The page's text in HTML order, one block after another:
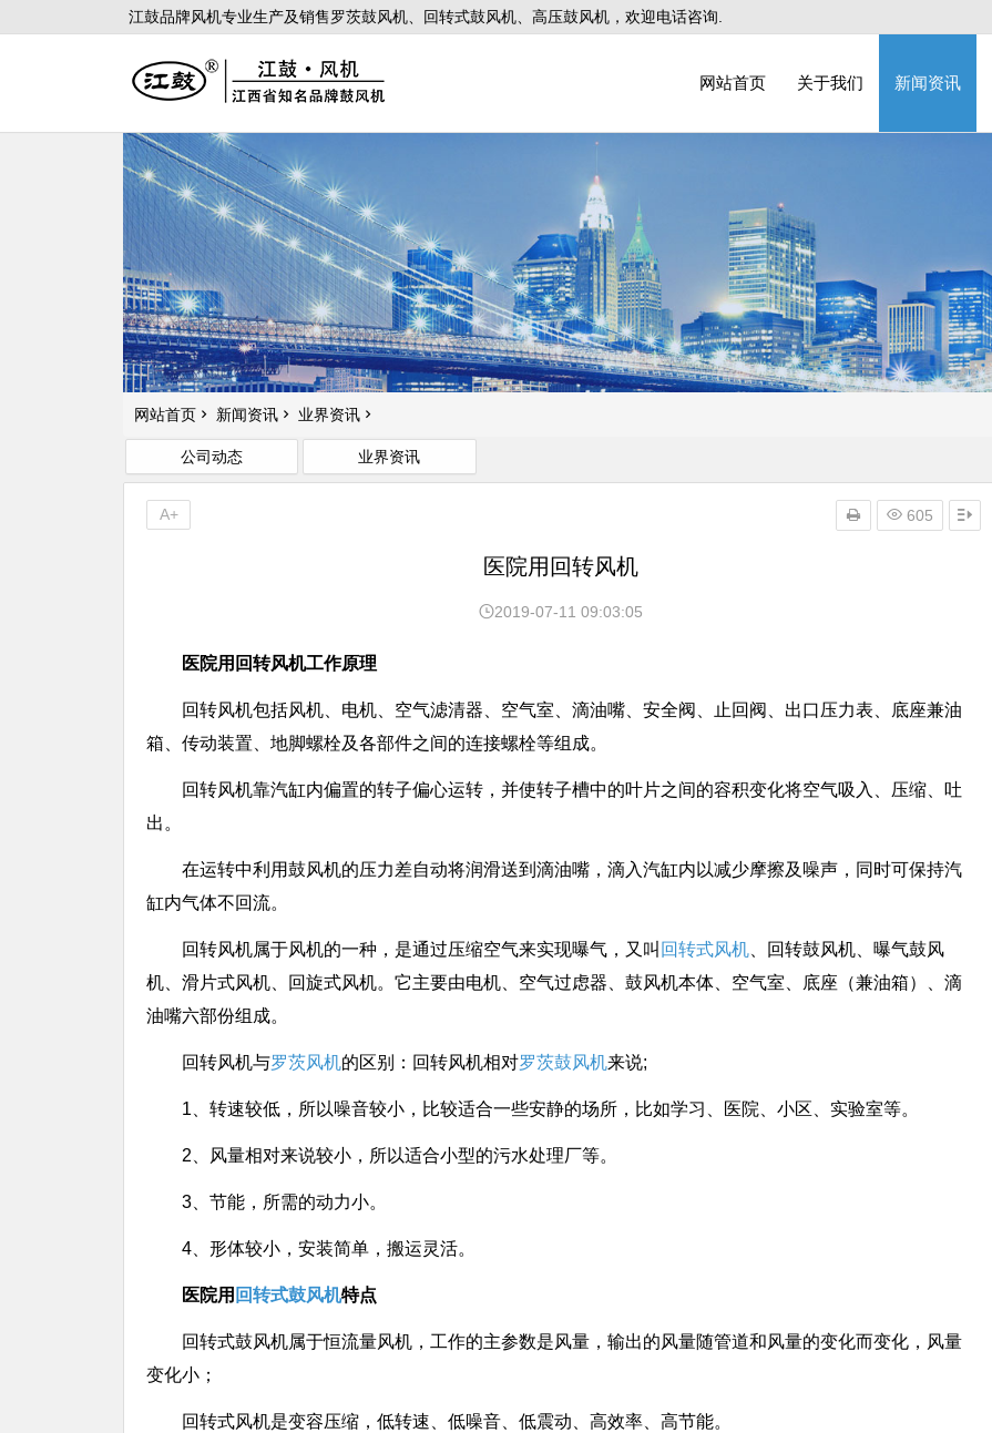
江鼓品牌风机专业生产及销售罗茨鼓风机、回转式鼓风机、高压鼓风机，欢迎电话咨询.
网站首页 关于我们 新闻资讯
网站首页 新闻资讯 业界资讯
公司动态 业界资讯
医院用回转风机
2019-07-11 09:03:05
医院用回转风机工作原理
回转风机包括风机、电机、空气滤清器、空气室、滴油嘴、安全阀、止回阀、出口压力表、底座兼油
箱、传动装置、地脚螺栓及各部件之间的连接螺栓等组成。
回转风机靠汽缸内偏置的转子偏心运转，并使转子槽中的叶片之间的容积变化将空气吸入、压缩、吐
出。
在运转中利用鼓风机的压力差自动将润滑送到滴油嘴，滴入汽缸内以减少摩擦及噪声，同时可保持汽
缸内气体不回流。
回转风机属于风机的一种，是通过压缩空气来实现曝气，又叫 回转式风机 、回转鼓风机、曝气鼓风
机、滑片式风机、回旋式风机。它主要由电机、空气过虑器、鼓风机本体、空气室、底座（兼油箱）、滴
油嘴六部份组成。
回转风机与罗茨风机的区别：回转风机相对罗茨鼓风机来说;
1、转速较低，所以噪音较小，比较适合一些安静的场所，比如学习、医院、小区、实验室等。
2、风量相对来说较小，所以适合小型的污水处理厂等。
3、节能，所需的动力小。
4、形体较小，安装简单，搬运灵活。
医院用 回转式鼓风机特点
回转式鼓风机属于恒流量风机，工作的主参数是风量，输出的风量随管道和风量的变化而变化，风量
变化小；
回转式风机是变容压缩，低转速、低噪音、低震动、高效率、高节能。
605
A+